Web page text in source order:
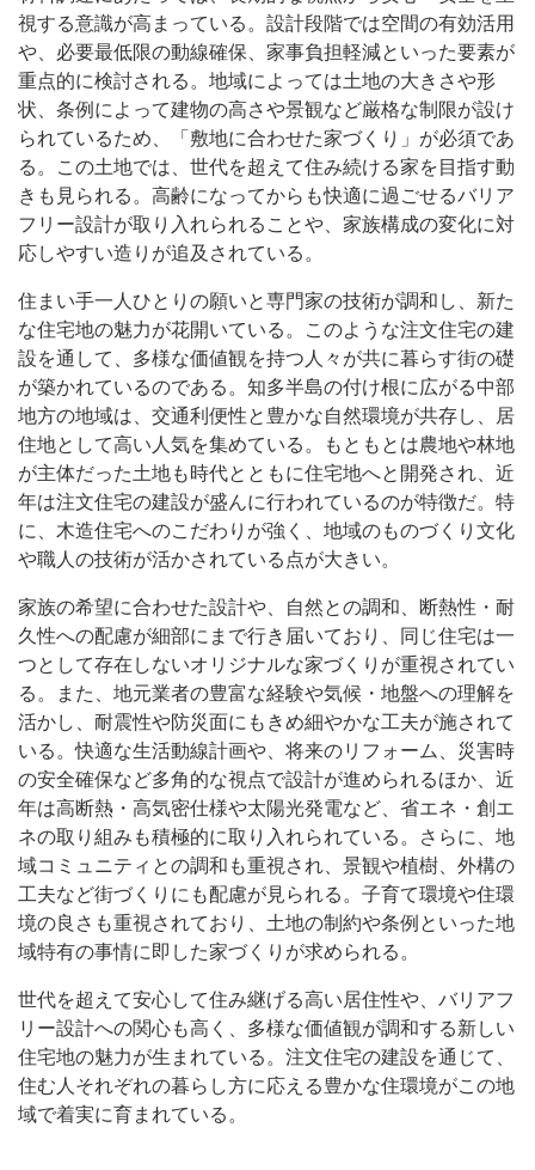
視する意識が高まっている。設計段階では空間の有効活用
や、必要最低限の動線確保、家事負担軽減といった要素が
重点的に検討される。地域によっては土地の大きさや形
状、条例によって建物の高さや景観など厳格な制限が設け
られているため、「敷地に合わせた家づくり」が必須であ
る。この土地では、世代を超えて住み続ける家を目指す動
きも見られる。高齢になってからも快適に過ごせるバリア
フリー設計が取り入れられることや、家族構成の変化に対
応しやすい造りが追及されている。
住まい手一人ひとりの願いと専門家の技術が調和し、新た
な住宅地の魅力が花開いている。このような注文住宅の建
設を通して、多様な価値観を持つ人々が共に暮らす街の礎
が築かれているのである。知多半島の付け根に広がる中部
地方の地域は、交通利便性と豊かな自然環境が共存し、居
住地として高い人気を集めている。もともとは農地や林地
が主体だった土地も時代とともに住宅地へと開発され、近
年は注文住宅の建設が盛んに行われているのが特徴だ。特
に、木造住宅へのこだわりが強く、地域のものづくり文化
や職人の技術が活かされている点が大きい。
家族の希望に合わせた設計や、自然との調和、断熱性・耐
久性への配慮が細部にまで行き届いており、同じ住宅は一
つとして存在しないオリジナルな家づくりが重視されてい
る。また、地元業者の豊富な経験や気候・地盤への理解を
活かし、耐震性や防災面にもきめ細やかな工夫が施されて
いる。快適な生活動線計画や、将来のリフォーム、災害時
の安全確保など多角的な視点で設計が進められるほか、近
年は高断熱・高気密仕様や太陽光発電など、省エネ・創エ
ネの取り組みも積極的に取り入れられている。さらに、地
域コミュニティとの調和も重視され、景観や植樹、外構の
工夫など街づくりにも配慮が見られる。子育て環境や住環
境の良さも重視されており、土地の制約や条例といった地
域特有の事情に即した家づくりが求められる。
世代を超えて安心して住み継げる高い居住性や、バリアフ
リー設計への関心も高く、多様な価値観が調和する新しい
住宅地の魅力が生まれている。注文住宅の建設を通じて、
住む人それぞれの暮らし方に応える豊かな住環境がこの地
域で着実に育まれている。